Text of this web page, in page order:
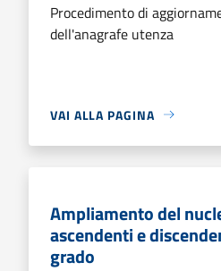
Procedimento di
dell'anagrafe utenza
VAI ALLA PAGINA
Ampliamento del
ascendenti e
grado